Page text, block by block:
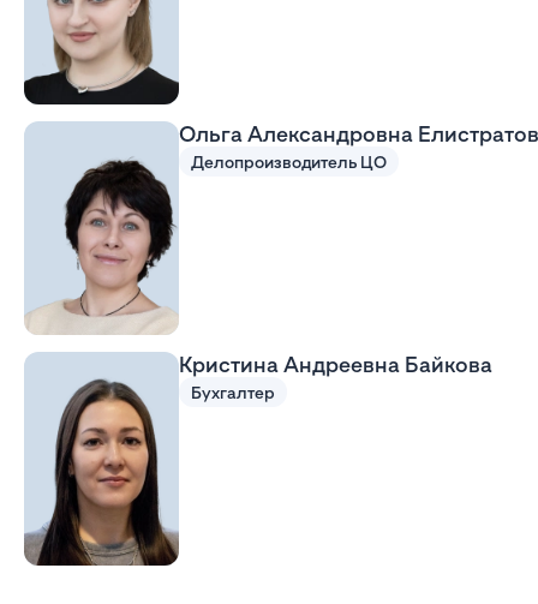
Ольга Александровна
Делопроизводитель ЦО
Кристина Андреевна Байкова
Бухгалтер